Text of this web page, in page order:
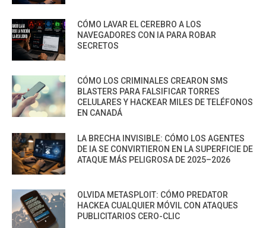
CÓMO LAVAR EL CEREBRO A LOS
NAVEGADORES CON IA PARA ROBAR
SECRETOS
CÓMO LOS CRIMINALES CREARON SMS
BLASTERS PARA FALSIFICAR TORRES
CELULARES Y HACKEAR MILES DE TELÉFONOS
EN CANADÁ
LA BRECHA INVISIBLE: CÓMO LOS AGENTES
DE IA SE CONVIRTIERON EN LA SUPERFICIE DE
ATAQUE MÁS PELIGROSA DE 2025–2026
OLVIDA METASPLOIT: CÓMO PREDATOR
HACKEA CUALQUIER MÓVIL CON ATAQUES
PUBLICITARIOS CERO-CLIC